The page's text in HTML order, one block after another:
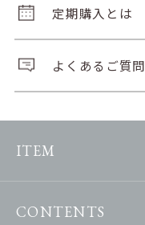
定期購入とは
よくあるご質問
ITEM
CONTENTS